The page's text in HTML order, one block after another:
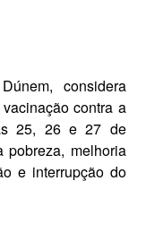
considera
contra a
25, 26 e 27 de
po­breza, melhoria
e interrupção do